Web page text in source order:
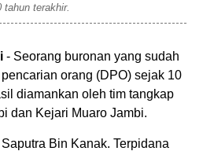
terakhir.
- Seorang buronan yang sudah
orang (DPO) sejak 10
diamankan oleh tim tangkap
dan Kejari Muaro Jambi.
Bin Kanak. Terpidana